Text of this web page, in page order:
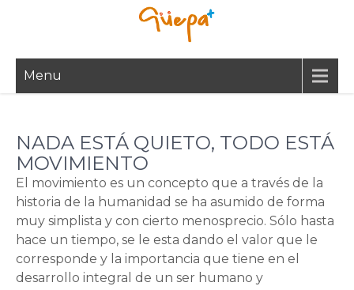
Menu
NADA ESTÁ QUIETO, TODO ESTÁ
MOVIMIENTO
El movimiento es un concepto que a través de la
historia de la humanidad se ha asumido de forma
muy simplista y con cierto menosprecio. Sólo hasta
hace un tiempo, se le esta dando el valor que le
corresponde y la importancia que tiene en el
desarrollo integral de un ser humano y